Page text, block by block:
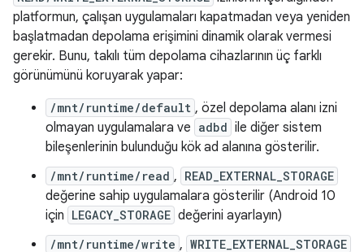
platformun, çalışan uygulamaları kapatmadan veya yeniden
başlatmadan depolama erişimini dinamik olarak vermesi
gerekir. Bunu, takılı tüm depolama cihazlarının üç farklı
görünümünü koruyarak yapar:
/mnt/runtime/default , özel depolama alanı izni
olmayan uygulamalara ve adbd ile diğer sistem
bileşenlerinin bulunduğu kök ad alanına gösterilir.
/mnt/runtime/read , READ_EXTERNAL_STORAGE
değerine sahip uygulamalara gösterilir (Android 10
için LEGACY_STORAGE değerini ayarlayın)
/mnt/runtime/write , WRITE_EXTERNAL_STORAGE